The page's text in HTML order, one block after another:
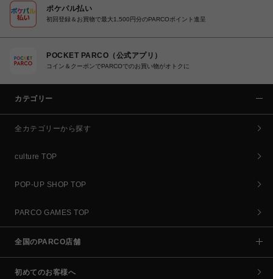
ポケパル払い
初回登録＆お買物で最大1,500円分のPARCOポイント進呈
POCKET PARCO（公式アプリ）
コイン＆クーポンでPARCOでのお買い物がオトクに
カテゴリー
全カテゴリーから探す
culture TOP
POP-UP SHOP TOP
PARCO GAMES TOP
全国のPARCO店舗
初めてのお客様へ